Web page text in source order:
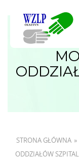
STRONA GŁÓWNA »
ODDZIAŁÓW